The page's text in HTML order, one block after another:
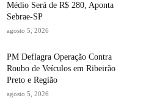
Médio Será de R$ 280, Aponta
Sebrae-SP
agosto 5, 2026
PM Deflagra Operação Contra
Roubo de Veículos em Ribeirão
Preto e Região
agosto 5, 2026